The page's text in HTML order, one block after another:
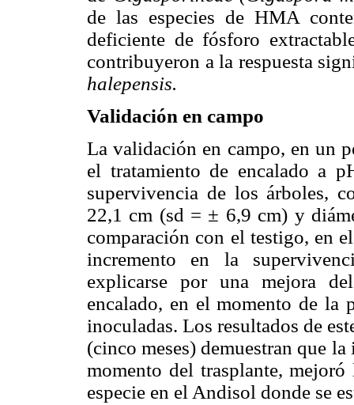
de las especies de HMA
deficiente de fósforo
contribuyeron a la respuesta
halepensis.
Validación en campo
La validación en campo, en un
el tratamiento de encalado a
supervivencia de los árboles,
22,1 cm (sd = ± 6,9 cm) y
comparación con el testigo, en
incremento en la
explicarse por una mejora
encalado, en el momento de la
inoculadas. Los resultados de
(cinco meses) demuestran que
momento del trasplante,
especie en el Andisol donde se